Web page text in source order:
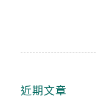
近期文章